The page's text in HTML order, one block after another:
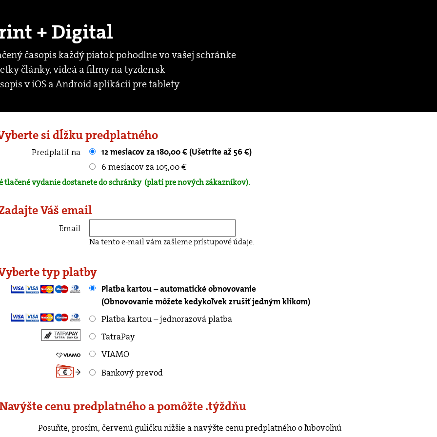
+ Digital
časopis každý piatok pohodlne vo vašej schránke
články, videá a filmy na tyzden.sk
v iOS a Android aplikácii pre tablety
si dĺžku predplatného
Predplatiť na
12 mesiacov za 180,00 € (Ušetríte až 56 €)
6 mesiacov za 105,00 €
tlačené vydanie dostanete do schránky (platí pre nových zákazníkov).
Váš email
Email
Na tento e-mail vám zašleme prístupové údaje.
typ platby
Platba kartou – automatické obnovovanie
(Obnovovanie môžete kedykoľvek zrušiť jedným klikom)
Platba kartou – jednorazová platba
TatraPay
VIAMO
Bankový prevod
cenu predplatného a pomôžte .týždňu